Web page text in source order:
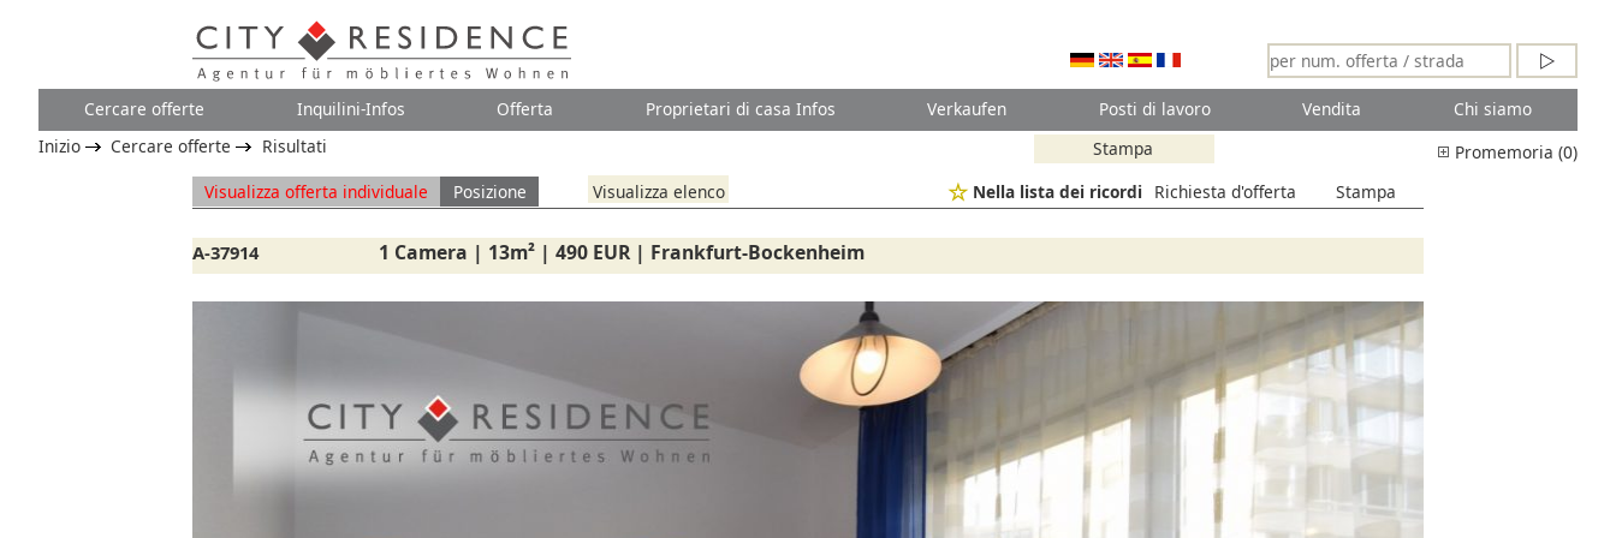
Cercare offerte Inquilini-Infos Offerta Proprietari di casa Infos Verkaufen Posti di lavoro Vendita
Chi siamo
Promemoria (0)
Stampa
Inizio Cercare offerte
Risultati
Visualizza offerta individuale
Posizione Visualizza elenco Stampa
Richiesta d'offerta
Nella lista dei ricordi
A-37914 1 Camera | 13m² | 490 EUR | Frankfurt-Bockenheim